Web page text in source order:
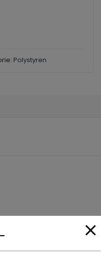
Polystyren